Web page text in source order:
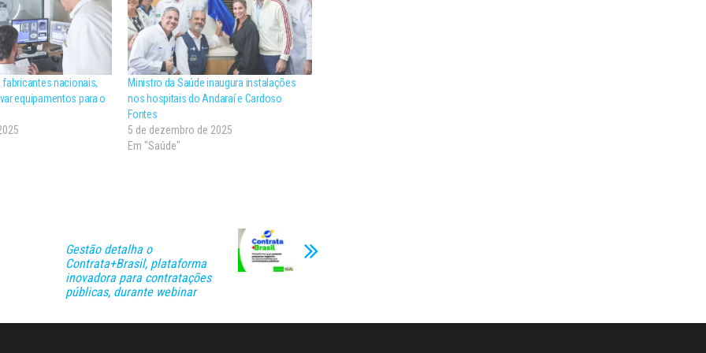
fabricantes nacionais,
equipamentos para o
Ministro da Saúde inaugura instalações
nos hospitais do Andaraí e Cardoso
Fontes
5 de dezembro de 2025
Em "Saúde"
Gestão detalha o
Contrata+Brasil, plataforma
inovadora para contratações
públicas, durante webinar